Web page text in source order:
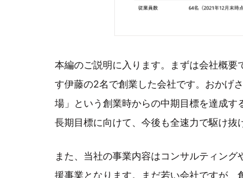
本編のご説明に入ります。まずは会社概要
す伊藤の2名で創業した会社です。おかげ
場」という創業時からの中期目標を達成
長期目標に向けて、今後も全速力で駆け抜
また、当社の事業内容はコンサルティン
援事業となります。まだ若い会社ですが